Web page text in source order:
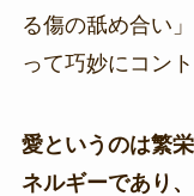
る傷の舐め合い
って巧妙にコン
愛というのは繁
ネルギーであり